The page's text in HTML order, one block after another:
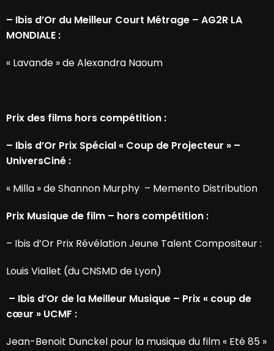
– Ibis d’Or du Meilleur Court Métrage – AG2R LA
MONDIALE :
« Lavande » de Alexandra Naoum
Prix des films hors compétition :
– Ibis d’Or Prix Spécial « Coup de Projecteur » –
UniversCiné :
« Milla » de Shannon Murphy – Memento Distribution
Prix Musique de film – hors compétition :
– Ibis d’Or Prix Révélation Jeune Talent Compositeur :
Louis Viallet (du CNSMD de Lyon)
– Ibis d’Or de la Meilleur Musique – Prix « coup de
cœur » UCMF :
Jean-Benoit Dunckel pour la musique du film « Eté 85 »